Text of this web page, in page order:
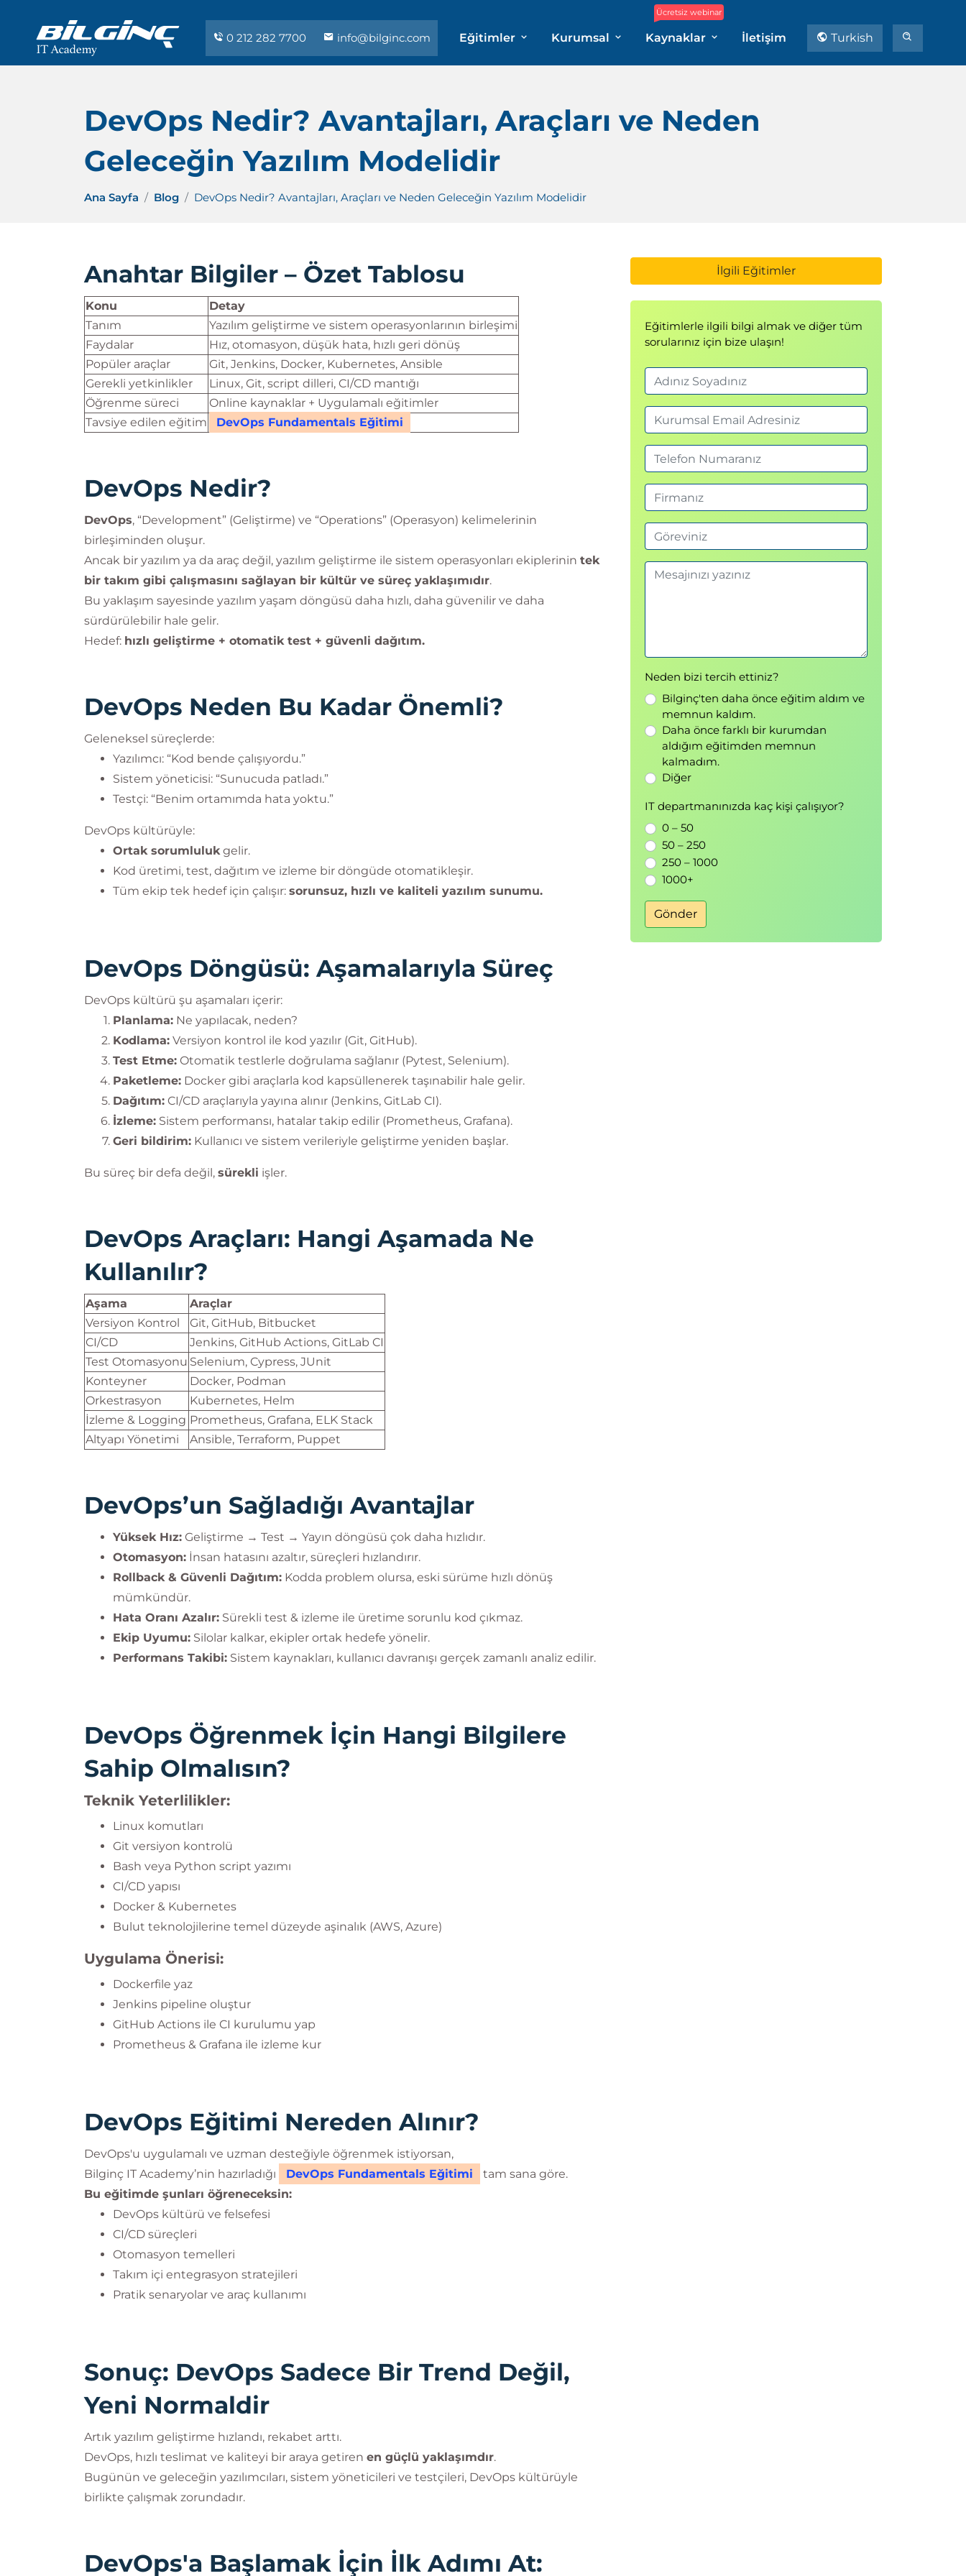
0 212 282 7700 info@bilginc.com Eğitimler Kurumsal
Ücretsiz webinar
Kaynaklar İletişim Turkish
DevOps Nedir? Avantajları, Araçları ve Neden
Geleceğin Yazılım Modelidir
Ana Sayfa Blog DevOps Nedir? Avantajları, Araçları ve Neden Geleceğin Yazılım Modelidir
Anahtar Bilgiler – Özet Tablosu
Konu
Detay
Tanım
Yazılım geliştirme ve sistem operasyonlarının birleşimi
Faydalar
Hız, otomasyon, düşük hata, hızlı geri dönüş
Popüler araçlar
Git, Jenkins, Docker, Kubernetes, Ansible
Gerekli yetkinlikler
Linux, Git, script dilleri, CI/CD mantığı
Öğrenme süreci
Online kaynaklar + Uygulamalı eğitimler
Tavsiye edilen eğitim
DevOps Fundamentals Eğitimi
DevOps Nedir?
DevOps, “Development” (Geliştirme) ve “Operations” (Operasyon) kelimelerinin
birleşiminden oluşur.
Ancak bir yazılım ya da araç değil, yazılım geliştirme ile sistem operasyonları ekiplerinin tek
bir takım gibi çalışmasını sağlayan bir kültür ve süreç yaklaşımıdır.
Bu yaklaşım sayesinde yazılım yaşam döngüsü daha hızlı, daha güvenilir ve daha
sürdürülebilir hale gelir.
Hedef: hızlı geliştirme + otomatik test + güvenli dağıtım.
DevOps Neden Bu Kadar Önemli?
Geleneksel süreçlerde:
Yazılımcı: “Kod bende çalışıyordu.”
Sistem yöneticisi: “Sunucuda patladı.”
Testçi: “Benim ortamımda hata yoktu.”
DevOps kültürüyle:
Ortak sorumlulukgelir.
Kod üretimi, test, dağıtım ve izleme bir döngüde otomatikleşir.
Tüm ekip tek hedef için çalışır: sorunsuz, hızlı ve kaliteli yazılım sunumu.
DevOps Döngüsü: Aşamalarıyla Süreç
DevOps kültürü şu aşamaları içerir:
Planlama: Ne yapılacak, neden?
Kodlama: Versiyon kontrol ile kod yazılır (Git, GitHub).
Test Etme: Otomatik testlerle doğrulama sağlanır (Pytest, Selenium).
Paketleme: Docker gibi araçlarla kod kapsüllenerek taşınabilir hale gelir.
Dağıtım: CI/CD araçlarıyla yayına alınır (Jenkins, GitLab CI).
İzleme: Sistem performansı, hatalar takip edilir (Prometheus, Grafana).
Geri bildirim: Kullanıcı ve sistem verileriyle geliştirme yeniden başlar.
Bu süreç bir defa değil, sürekli işler.
DevOps Araçları: Hangi Aşamada Ne
Kullanılır?
Aşama
Araçlar
Versiyon Kontrol
Git, GitHub, Bitbucket
CI/CD
Jenkins, GitHub Actions, GitLab CI
Test Otomasyonu Selenium, Cypress, JUnit
Konteyner
Docker, Podman
Orkestrasyon
Kubernetes, Helm
İzleme & Logging Prometheus, Grafana, ELK Stack
Altyapı Yönetimi
Ansible, Terraform, Puppet
DevOps’un Sağladığı Avantajlar
Yüksek Hız: Geliştirme → Test → Yayın döngüsü çok daha hızlıdır.
Otomasyon: İnsan hatasını azaltır, süreçleri hızlandırır.
Rollback & Güvenli Dağıtım: Kodda problem olursa, eski sürüme hızlı dönüş
mümkündür.
Hata Oranı Azalır: Sürekli test & izleme ile üretime sorunlu kod çıkmaz.
Ekip Uyumu: Silolar kalkar, ekipler ortak hedefe yönelir.
Performans Takibi: Sistem kaynakları, kullanıcı davranışı gerçek zamanlı analiz edilir.
DevOps Öğrenmek İçin Hangi Bilgilere
Sahip Olmalısın?
Teknik Yeterlilikler:
Linux komutları
Git versiyon kontrolü
Bash veya Python script yazımı
CI/CD yapısı
Docker & Kubernetes
Bulut teknolojilerine temel düzeyde aşinalık (AWS, Azure)
Uygulama Önerisi:
Dockerfile yaz
Jenkins pipeline oluştur
GitHub Actions ile CI kurulumu yap
Prometheus & Grafana ile izleme kur
DevOps Eğitimi Nereden Alınır?
DevOps'u uygulamalı ve uzman desteğiyle öğrenmek istiyorsan,
Bilginç IT Academy’nin hazırladığı
DevOps Fundamentals Eğitimi
tam sana göre.
Bu eğitimde şunları öğreneceksin:
DevOps kültürü ve felsefesi
CI/CD süreçleri
Otomasyon temelleri
Takım içi entegrasyon stratejileri
Pratik senaryolar ve araç kullanımı
Sonuç: DevOps Sadece Bir Trend Değil,
Yeni Normaldir
Artık yazılım geliştirme hızlandı, rekabet arttı.
DevOps, hızlı teslimat ve kaliteyi bir araya getiren en güçlü yaklaşımdır.
Bugünün ve geleceğin yazılımcıları, sistem yöneticileri ve testçileri, DevOps kültürüyle
birlikte çalışmak zorundadır.
DevOps'a Başlamak İçin İlk Adımı At:
İlgili Eğitimler
Eğitimlerle ilgili bilgi almak ve diğer tüm
sorularınız için bize ulaşın!
Neden bizi tercih ettiniz?
Bilginç'ten daha önce eğitim aldım ve
memnun kaldım.
Daha önce farklı bir kurumdan
aldığım eğitimden memnun
kalmadım.
Diğer
IT departmanınızda kaç kişi çalışıyor?
0 – 50
50 – 250
250 – 1000
1000+
Gönder